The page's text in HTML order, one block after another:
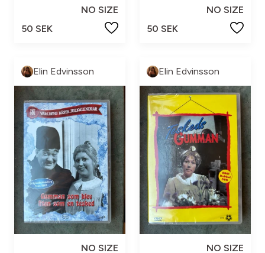
NO SIZE
50 SEK
NO SIZE
50 SEK
Elin Edvinsson
NO SIZE
Elin Edvinsson
NO SIZE